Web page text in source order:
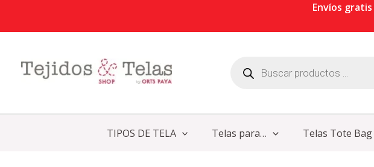
Envíos gratis
TIPOS DE TELA Telas para… Telas Tote Bag